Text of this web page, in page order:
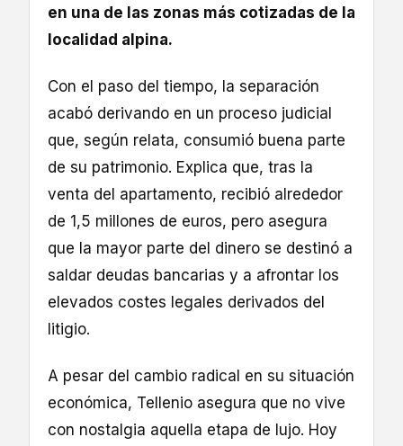
en una de las zonas más cotizadas de la
localidad alpina.
Con el paso del tiempo, la separación
acabó derivando en un proceso judicial
que, según relata, consumió buena parte
de su patrimonio. Explica que, tras la
venta del apartamento, recibió alrededor
de 1,5 millones de euros, pero asegura
que la mayor parte del dinero se destinó a
saldar deudas bancarias y a afrontar los
elevados costes legales derivados del
litigio.
A pesar del cambio radical en su situación
económica, Tellenio asegura que no vive
con nostalgia aquella etapa de lujo. Hoy